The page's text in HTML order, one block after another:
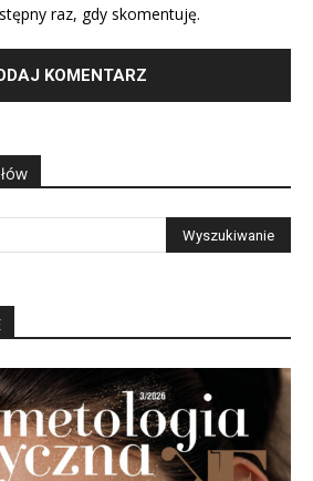
raz, gdy skomentuję.